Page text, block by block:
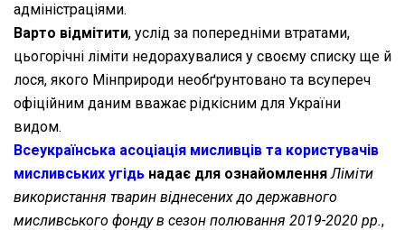
адміністраціями.
Варто відмітити, услід за попередніми втратами,
цьогорічні ліміти недорахувалися у своєму списку ще й
лося, якого Мінприроди необґрунтовано та всупереч
офіційним даним вважає рідкісним для України
видом.
Всеукраїнська асоціація мисливців та користувачів
мисливських угідь надає для ознайомленняЛіміти
використання тварин віднесених до державного
мисливського фонду в сезон полювання 2019-2020 рр.,